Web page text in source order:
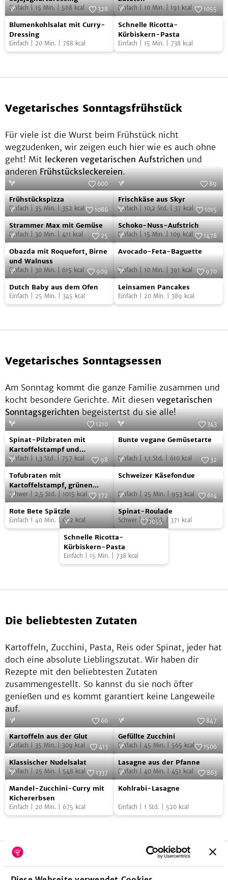
mit
Sojajoghurtdressing
Einfach 15 Min. 568 kcal
mit
Zutaten
Einfach 10 Min. 191 kcal
Blumenkohlsalat
mit
Curry-
Foto:
328
Blumenkohlsalat mit Curry-
Dressing
Einfach 20 Min. 788 kcal
Schnelle
Ricotta-
Kürbiskern-
1055
Schnelle Ricotta-
Kürbiskern-Pasta
Einfach 15 Min. 738 kcal
Vegetarisches Sonntagsfrühstück
Für viele ist die Wurst beim Frühstück nicht
wegzudenken, wir zeigen euch hier wie es auch ohne
geht! Mit leckeren vegetarischen Aufstrichen und
anderenFrühstücksleckereien.
Frühstückspizza SevenCooks
600
Frühstückspizza
Einfach 35 Min. 352 kcal
Frischkäse
aus
Skyr
Foto:
89
Frischkäse aus Skyr
Einfach 10,2 Std. 37 kcal
Strammer
Max
mit
Gemüse
Foto: SevenCooks
1086
Strammer Max mit Gemüse
Einfach 30 Min. 411 kcal
Schoko-
Nuss-
Aufstrich
Foto:SevenCooks
1015
Schoko-Nuss-Aufstrich
Einfach 15 Min. 109 kcal
Obazda
mit
Roquefort,
Birne
und
Foto: SevenCooks
25
Obazda mit Roquefort, Birne
und Walnuss
Einfach 30 Min. 615 kcal
Avocado-
Feta-
Baguette
1478
Avocado-Feta-Baguette
Einfach 10 Min. 391 kcal
Dutch
Baby
aus
Ofen
Foto: SevenCooks
909
Dutch Baby aus dem Ofen
Einfach 25 Min. 345 kcal
Leinsamen
Pancakes
Foto:
970
Leinsamen Pancakes
Einfach 20 Min. 389 kcal
Vegetarisches Sonntagsessen
Am Sonntag kommt die ganze Familie zusammen und
kocht besondere Gerichte. Mit diesen vegetarischen
Sonntagsgerichtenbegeistertst du sie alle!
Spinat-
Pilzbraten
mit
Kartoffelstampf
und
Bratensoße
SevenCooks
1210
Spinat-Pilzbraten mit
Kartoffelstampf und
Bratensoße
Einfach 1,3 Std. 757 kcal
Bunte
vegane
Gemüsetarte
Foto:
343
Bunte vegane Gemüsetarte
Einfach 1,1 Std. 610 kcal
Tofubraten
mit
Kartoffelstampf,
grünen
Bohnen
98
Tofubraten mit
Kartoffelstampf, grünen
Bohnen und Rotweinsoße
Schwer| 2,5 Std. 1015 kcal
Schweizer
Käsefondue
Foto:
32
Schweizer Käsefondue
Einfach 25 Min. 953 kcal
Rote
Bete
Spätzle
Foto: SevenCooks
372
Rote Bete Spätzle
Einfach 40 Min. 602 kcal
Spinat-
Roulade
614
Spinat-Roulade
Schwer|1,2 Std. 371 kcal
Schnelle
Ricotta-
Kürbiskern-
1055
Schnelle Ricotta-
Kürbiskern-Pasta
Einfach 15 Min. 738 kcal
Die beliebtesten Zutaten
Kartoffeln, Zucchini, Pasta, Reis oder Spinat, jeder hat
doch eine absolute Lieblingszutat. Wir haben dir
Rezepte mit den beliebtesten Zutaten
zusammengestellt. So kannst du sie noch öfter
genießen und es kommt garantiert keine Langeweile
auf.
Kartoffeln
aus
der
Glut
Foto: SevenCooks
66
Kartoffeln aus der Glut
Einfach 35 Min. 309 kcal
Gefüllte
Zucchini
Foto:
847
Gefüllte Zucchini
Einfach 45 Min. 565 kcal
Klassischer
Nudelsalat
Foto: SevenCooks
413
Klassischer Nudelsalat
Einfach 25 Min. 548 kcal
Lasagne
aus
der
Foto:
1506
Lasagne aus der Pfanne
Einfach 40 Min. 451 kcal
Mandel-
Zucchini-
Curry
Foto: SevenCooks
1337
Mandel-Zucchini-Curry mit
Kichererbsen
Einfach 20 Min. 675 kcal
Kohlrabi-
863
Kohlrabi-Lasagne
Einfach 1 Std. 520 kcal